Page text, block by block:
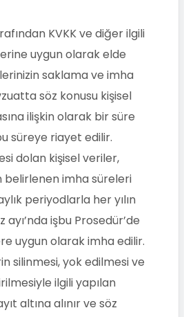
KVKK ve diğer ilgili
uygun olarak elde
saklama ve imha
söz konusu kişisel
ilişkin olarak bir süre
süreye riayet edilir.
dolan kişisel veriler,
belirlenen imha süreleri
periyodlarla her yılın
işbu Prosedür’de
uygun olarak imha edilir.
silinmesi, yok edilmesi ve
ilgili yapılan
altına alınır ve söz